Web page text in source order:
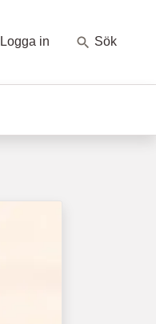
Logga in Sök